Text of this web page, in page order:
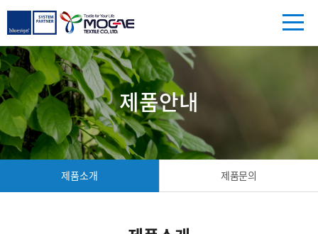
제품소개 제품문의
제품안내